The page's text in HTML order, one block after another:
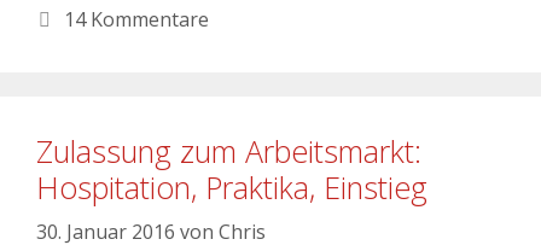
14 Kommentare
Zulassung zum Arbeitsmarkt:
Hospitation, Praktika, Einstieg
30. Januar 2016 von Chris